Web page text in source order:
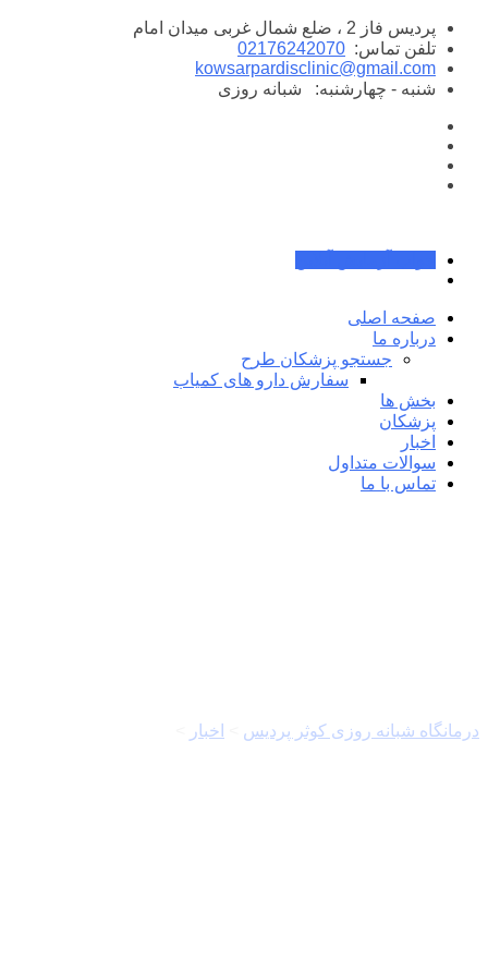
پرش
محتوا
پردیس فاز 2 ، ضلع شمال غربی میدان امام
تلفن تماس: 02176242070
kowsarpardisclinic@gmail.com
شنبه - چهارشنبه:
شبانه روزی
صفحه اصلی
درباره ما
جستجو پزشکان طرح
سفارش دارو های کمیاب
بخش ها
پزشکان
اخبار
سوالات متداول
تماس با ما
درمانگاه شبانه روزی کوثر پردیس اخبار